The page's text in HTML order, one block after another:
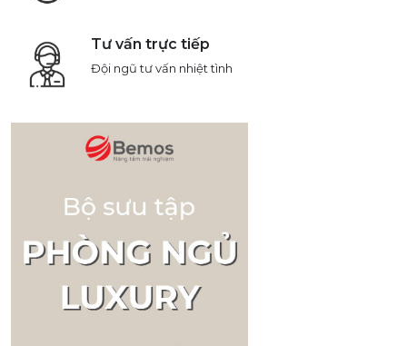
Tư vấn trực tiếp
Đội ngũ tư vấn nhiệt tình